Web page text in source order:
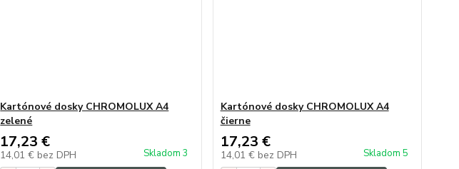
Kartónové dosky CHROMOLUX A4
zelené
17,23 €
14,01 € bez DPH Skladom 3
Kartónové dosky CHROMOLUX A4
čierne
17,23 €
14,01 € bez DPH Skladom 5